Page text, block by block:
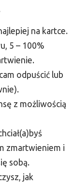
na kartce.
5 – 100%
odpuścić lub
z możliwością
zmartwieniem i
sobą.
jak